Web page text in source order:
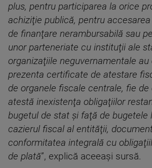
plus, pentru participarea la orice
achiziţie publică, pentru
de finanţare nerambursabilă sau
unor parteneriate cu instituţii ale
organizaţiile neguvernamentale au
prezenta certificate de atestare
de organele fiscale centrale, fie
atestă inexistenţa obligaţiilor
bugetul de stat şi faţă de bugetele
cazierul fiscal al entităţii,
conformitatea integrală cu
de plată”, explică aceeaşi sursă.